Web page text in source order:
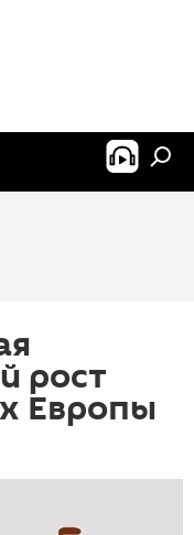
рост
Европы